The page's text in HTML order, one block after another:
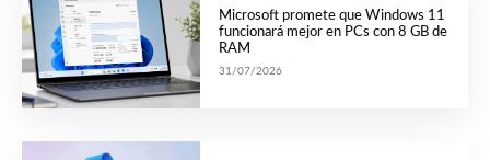
Microsoft promete que Windows 11
funcionará mejor en PCs con 8 GB de
RAM
31/07/2026